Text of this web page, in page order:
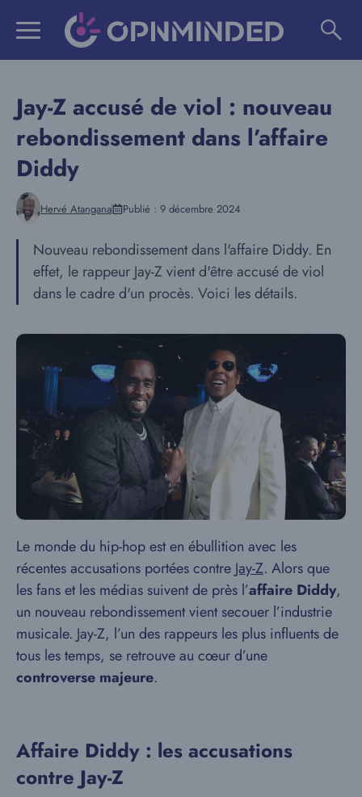
Jay-Z accusé de viol : nouveau
rebondissement dans l’affaire
Diddy
Hervé Atangana Publié : 9 décembre 2024
Nouveau rebondissement dans l'affaire Diddy. En
effet, le rappeur Jay-Z vient d'être accusé de viol
dans le cadre d'un procès. Voici les détails.
Le monde du hip-hop est en ébullition avec les
récentes accusations portées contre Jay-Z. Alors que
les fans et les médias suivent de près l’affaire Diddy,
un nouveau rebondissement vient secouer l’industrie
musicale. Jay-Z, l’un des rappeurs les plus influents de
tous les temps, se retrouve au cœur d’une
controverse majeure.
Affaire Diddy : les accusations
contre Jay-Z